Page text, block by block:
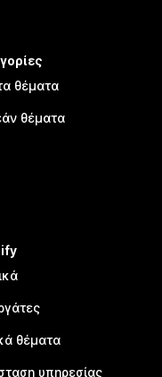
θέματα
θέματα
θέματα
υπηρεσίας